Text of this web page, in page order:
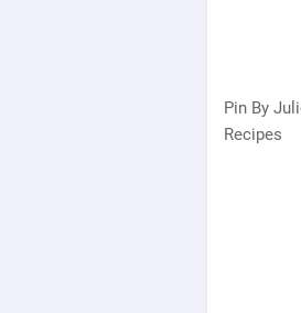
Pin By
Recipes